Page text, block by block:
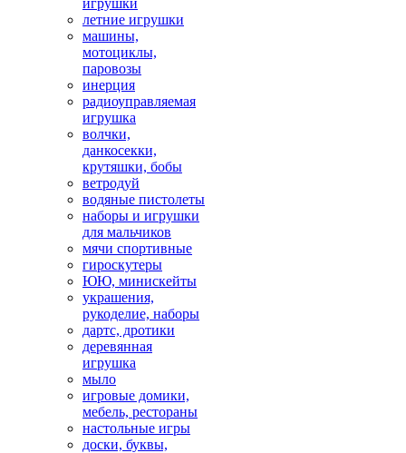
игрушки
летние игрушки
машины,
мотоциклы,
паровозы
инерция
радиоуправляемая
игрушка
волчки,
данкосекки,
крутяшки, бобы
ветродуй
водяные пистолеты
наборы и игрушки
для мальчиков
мячи спортивные
гироскутеры
ЮЮ, минискейты
украшения,
рукоделие, наборы
дартс, дротики
деревянная
игрушка
мыло
игровые домики,
мебель, рестораны
настольные игры
доски, буквы,